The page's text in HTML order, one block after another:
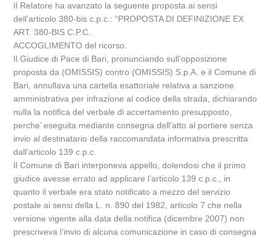
Il Relatore ha avanzato la seguente proposta ai sensi
dell’articolo 380-bis c.p.c.: “PROPOSTA DI DEFINIZIONE EX
ART. 380-BIS C.P.C..
ACCOGLIMENTO del ricorso.
Il Giudice di Pace di Bari, pronunciando sull’opposizione
proposta da (OMISSIS) contro (OMISSIS) S.p.A. e il Comune di
Bari, annullava una cartella esattoriale relativa a sanzione
amministrativa per infrazione al codice della strada, dichiarando
nulla la notifica del verbale di accertamento presupposto,
perche’ eseguita mediante consegna dell’atto al portiere senza
invio al destinatario della raccomandata informativa prescritta
dall’articolo 139 c.p.c.
Il Comune di Bari interponeva appello, dolendosi che il primo
giudice avesse errato ad applicare l’articolo 139 c.p.c., in
quanto il verbale era stato notificato a mezzo del servizio
postale ai sensi della L. n. 890 del 1982, articolo 7 che nella
versione vigente alla data della notifica (dicembre 2007) non
prescriveva l’invio di alcuna comunicazione in caso di consegna